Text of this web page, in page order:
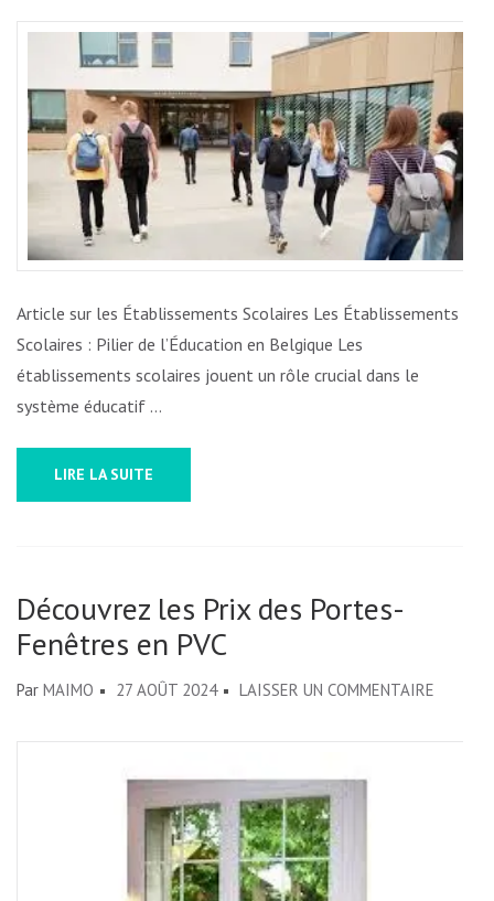
DE
EN
Article sur les Établissements Scolaires Les Établissements
Scolaires : Pilier de l’Éducation en Belgique Les
établissements scolaires jouent un rôle crucial dans le
système éducatif …
LIRE LA SUITE
Découvrez les Prix des Portes-
Fenêtres en PVC
Par MAIMO 27 AOÛT 2024 LAISSER UN COMMENTAIRE